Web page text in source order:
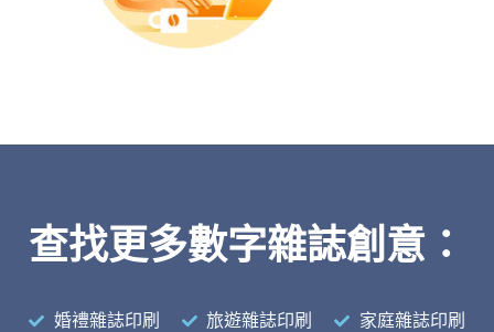
查找更多數字雜誌創意：
婚禮雜誌印刷 旅遊雜誌印刷
家庭雜誌印刷